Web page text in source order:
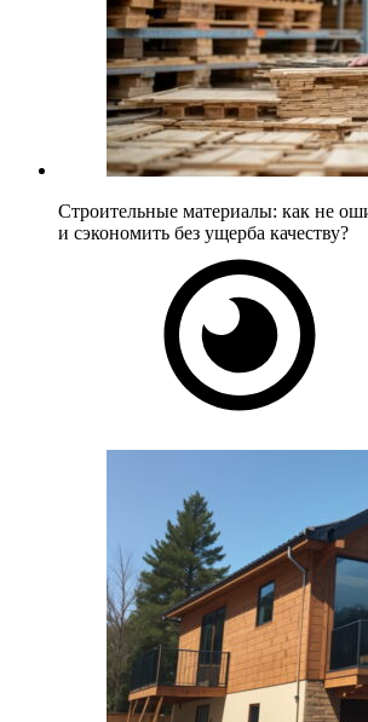
Строительные материалы: как не
и сэкономить без ущерба качеству?